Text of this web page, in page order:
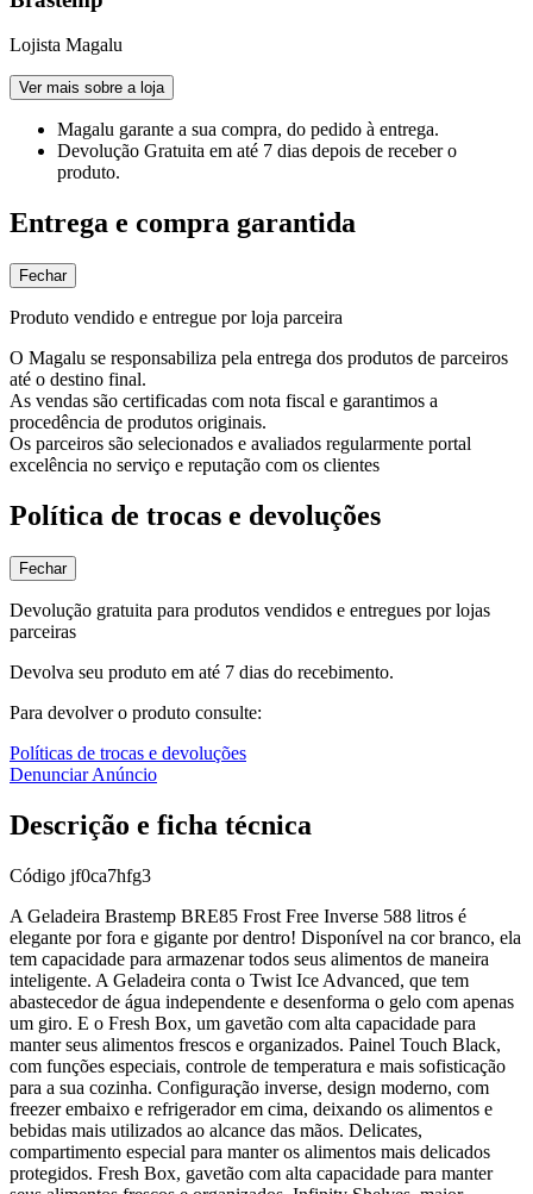
Lojista Magalu
Ver mais sobre a loja
Magalu garante a sua compra, do pedido à entrega.
Devolução Gratuita em até 7 dias depois de receber o
produto.
Entrega e compra garantida
Fechar
Produto vendido e entregue por loja parceira
O Magalu se responsabiliza pela entrega dos produtos de parceiros
até o destino final.
As vendas são certificadas com nota fiscal e garantimos a
procedência de produtos originais.
Os parceiros são selecionados e avaliados regularmente portal
excelência no serviço e reputação com os clientes
Política de trocas e devoluções
Fechar
Devolução gratuita para produtos vendidos e entregues por lojas
parceiras
Devolva seu produto em até 7 dias do recebimento.
Para devolver o produto consulte:
Políticas de trocas e devoluções
Denunciar Anúncio
Descrição e ficha técnica
Código jf0ca7hfg3
A Geladeira Brastemp BRE85 Frost Free Inverse 588 litros é
elegante por fora e gigante por dentro! Disponível na cor branco, ela
tem capacidade para armazenar todos seus alimentos de maneira
inteligente. A Geladeira conta o Twist Ice Advanced, que tem
abastecedor de água independente e desenforma o gelo com apenas
um giro. E o Fresh Box, um gavetão com alta capacidade para
manter seus alimentos frescos e organizados. Painel Touch Black,
com funções especiais, controle de temperatura e mais sofisticação
para a sua cozinha. Configuração inverse, design moderno, com
freezer embaixo e refrigerador em cima, deixando os alimentos e
bebidas mais utilizados ao alcance das mãos. Delicates,
compartimento especial para manter os alimentos mais delicados
protegidos. Fresh Box, gavetão com alta capacidade para manter